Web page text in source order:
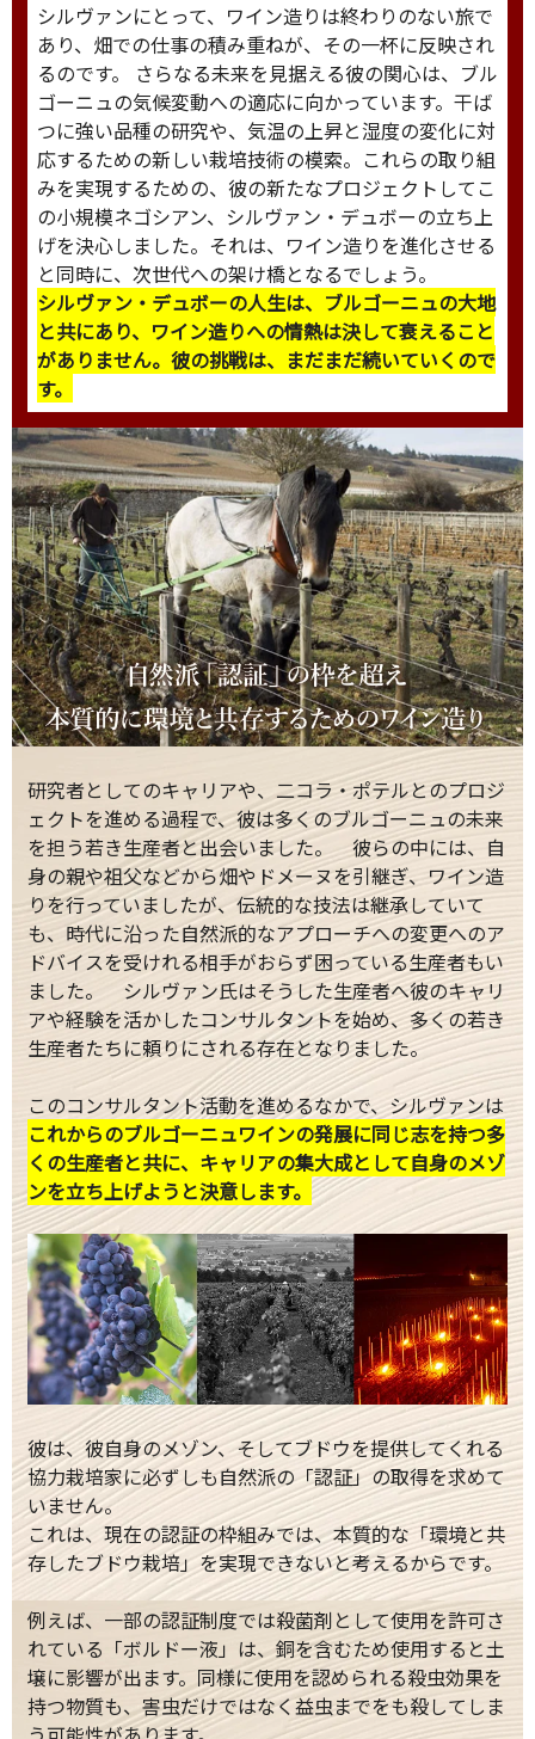
シルヴァンにとって、ワイン造りは終わりのない旅で
あり、畑での仕事の積み重ねが、その一杯に反映され
るのです。 さらなる未来を見据える彼の関心は、ブル
ゴーニュの気候変動への適応に向かっています。干ば
つに強い品種の研究や、気温の上昇と湿度の変化に対
応するための新しい栽培技術の模索。これらの取り組
みを実現するための、彼の新たなプロジェクトしてこ
の小規模ネゴシアン、シルヴァン・デュボーの立ち上
げを決心しました。それは、ワイン造りを進化させる
と同時に、次世代への架け橋となるでしょう。
シルヴァン・デュボーの人生は、ブルゴーニュの大地
と共にあり、ワイン造りへの情熱は決して衰えること
がありません。彼の挑戦は、まだまだ続いていくので
す。
研究者としてのキャリアや、二コラ・ポテルとのプロジ
ェクトを進める過程で、彼は多くのブルゴーニュの未来
を担う若き生産者と出会いました。 彼らの中には、自
身の親や祖父などから畑やドメーヌを引継ぎ、ワイン造
りを行っていましたが、伝統的な技法は継承していて
も、時代に沿った自然派的なアプローチへの変更へのア
ドバイスを受けれる相手がおらず困っている生産者もい
ました。 シルヴァン氏はそうした生産者へ彼のキャリ
アや経験を活かしたコンサルタントを始め、多くの若き
生産者たちに頼りにされる存在となりました。
このコンサルタント活動を進めるなかで、シルヴァンは
これからのブルゴーニュワインの発展に同じ志を持つ多
くの生産者と共に、キャリアの集大成として自身のメゾ
ンを立ち上げようと決意します。
彼は、彼自身のメゾン、そしてブドウを提供してくれる
協力栽培家に必ずしも自然派の「認証」の取得を求めて
いません。
これは、現在の認証の枠組みでは、本質的な「環境と共
存したブドウ栽培」を実現できないと考えるからです。
例えば、一部の認証制度では殺菌剤として使用を許可さ
れている「ボルドー液」は、銅を含むため使用すると土
壌に影響が出ます。同様に使用を認められる殺虫効果を
持つ物質も、害虫だけではなく益虫までをも殺してしま